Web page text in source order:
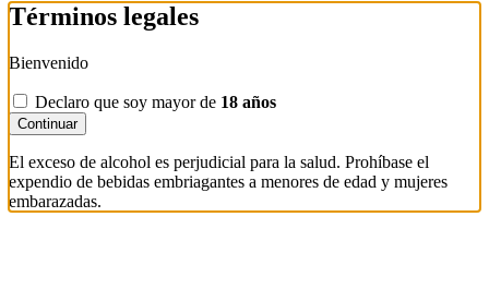
Términos legales
Bienvenido
Declaro que soy mayor de 18 años
Continuar
El exceso de alcohol es perjudicial para la salud. Prohíbase el
expendio de bebidas embriagantes a menores de edad y mujeres
embarazadas.